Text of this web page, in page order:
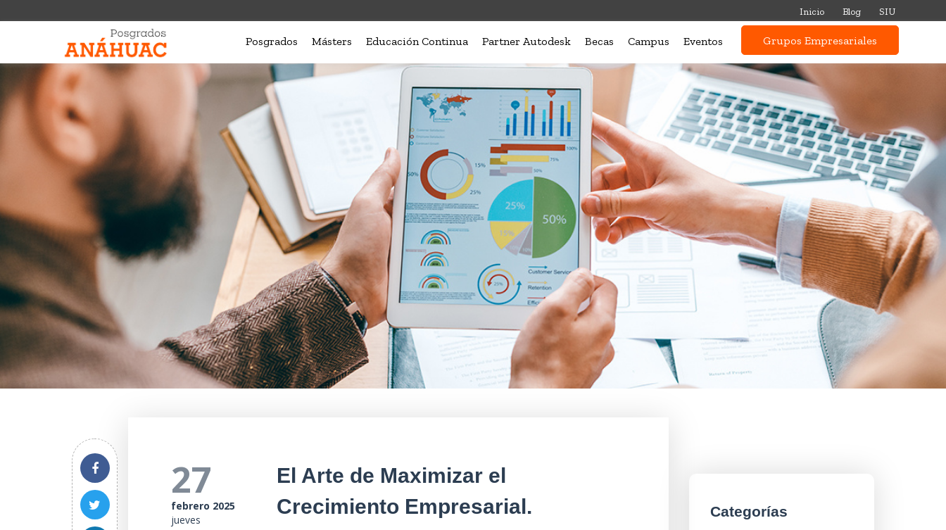
Inicio Blog SIU
Posgrados Másters Educación Continua Partner Autodesk Becas Campus Eventos Grupos Empresariales
27
febrero 2025
jueves
El Arte de Maximizar el
Crecimiento Empresarial.
Categorías